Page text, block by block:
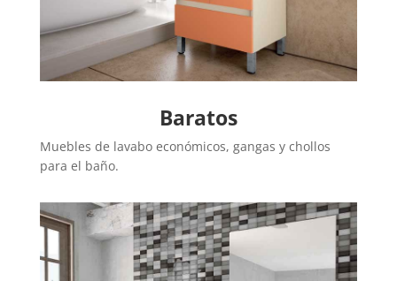
Baratos
Muebles de lavabo económicos, gangas y chollos
para el baño.